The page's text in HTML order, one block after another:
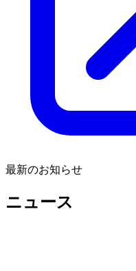
最新のお知らせ
ニュース